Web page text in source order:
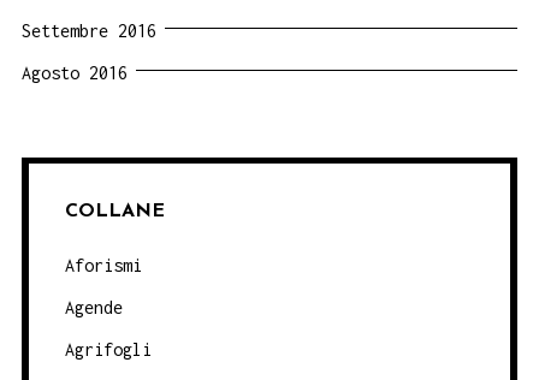
Settembre 2016
Agosto 2016
COLLANE
Aforismi
Agende
Agrifogli